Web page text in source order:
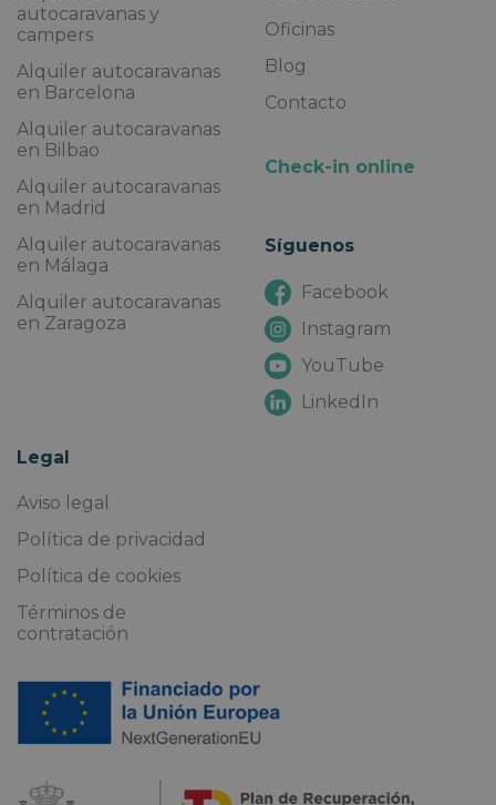
autocaravanas y
campers
Alquiler autocaravanas
en Barcelona
Alquiler autocaravanas
en Bilbao
Alquiler autocaravanas
en Madrid
Alquiler autocaravanas
en Málaga
Alquiler autocaravanas
en Zaragoza
Oficinas
Blog
Contacto
Check-in online
Síguenos
Facebook
Instagram
YouTube
LinkedIn
Legal
Aviso legal
Política de privacidad
Política de cookies
Términos de
contratación